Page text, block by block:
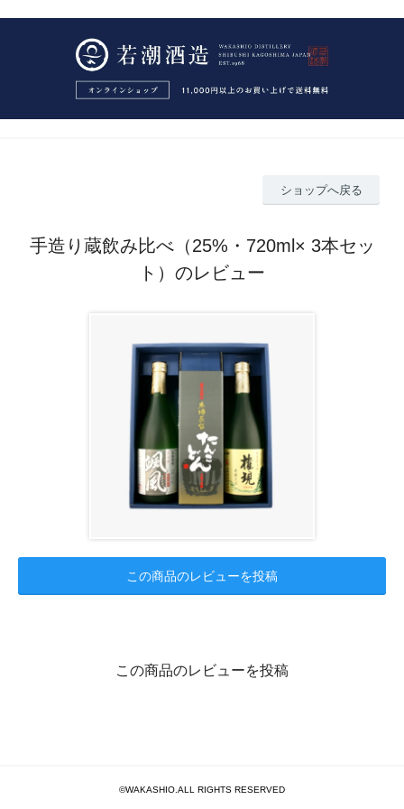
ショップへ戻る
手造り蔵飲み比べ（25%・720ml× 3本セッ
ト）のレビュー
この商品のレビューを投稿
この商品のレビューを投稿
©WAKASHIO.ALL RIGHTS RESERVED